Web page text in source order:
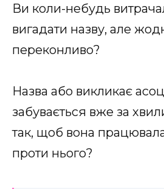
Ви коли-небудь
вигадати назву, але
переконливо?
Назва або викликає
забувається вже за
так, щоб вона
проти нього?